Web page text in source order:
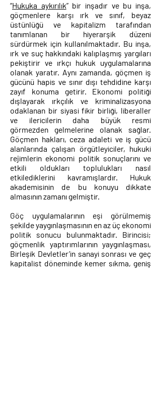
“Hukuka aykırılık” bir inşadır ve bu inşa,
göçmenlere karşı ırk ve sınıf, beyaz
üstünlüğü ve kapitalizm tarafından
tanımlanan bir hiyerarşik düzeni
sürdürmek için kullanılmaktadır. Bu inşa,
ırk ve suç hakkındaki kalıplaşmış yargıları
pekiştirir ve ırkçı hukuk uygulamalarına
olanak yaratır. Aynı zamanda, göçmen iş
gücünü hapis ve sınır dışı tehdidine karşı
zayıf konuma getirir. Ekonomi politiği
dışlayarak ırkçılık ve kriminalizasyona
odaklanan bir siyasi fikir birliği, liberaller
ve ilericilerin daha büyük resmi
görmezden gelmelerine olanak sağlar.
Göçmen hakları, ceza adaleti ve iş gücü
alanlarında çalışan örgütleyiciler, hukuki
rejimlerin ekonomi politik sonuçlarını ve
etkili oldukları toplulukları nasıl
etkilediklerini kavramışlardır. Hukuk
akademisinin de bu konuyu dikkate
almasının zamanı gelmiştir.
Göç uygulamalarının eşi görülmemiş
şekilde yaygınlaşmasının en az üç ekonomi
politik sonucu bulunmaktadır. Birincisi;
göçmenlik yaptırımlarının yaygınlaşması,
Birleşik Devletler’in sanayi sonrası ve geç
kapitalist döneminde kemer sıkma, geniş